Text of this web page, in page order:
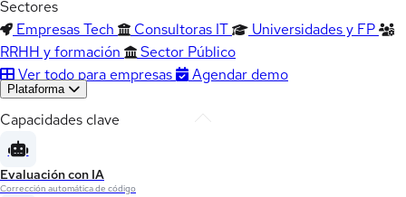
Sectores
Empresas Tech
Consultoras IT
Universidades y FP
RRHH y formación
Sector Público
Ver todo para empresas
Agendar demo
Plataforma
Capacidades clave
Evaluación con IA
Corrección automática de código